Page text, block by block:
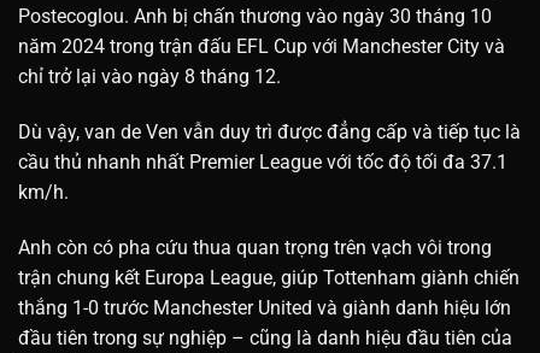
Postecoglou. Anh bị chấn thương vào ngày 30 tháng 10
năm 2024 trong trận đấu EFL Cup với Manchester City và
chỉ trở lại vào ngày 8 tháng 12.
Dù vậy, van de Ven vẫn duy trì được đẳng cấp và tiếp tục là
cầu thủ nhanh nhất Premier League với tốc độ tối đa 37.1
km/h.
Anh còn có pha cứu thua quan trọng trên vạch vôi trong
trận chung kết Europa League, giúp Tottenham giành chiến
thắng 1-0 trước Manchester United và giành danh hiệu lớn
đầu tiên trong sự nghiệp – cũng là danh hiệu đầu tiên của